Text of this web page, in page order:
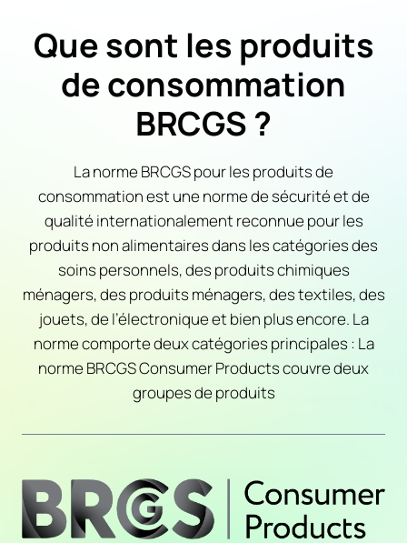
Que sont les produits
de consommation
BRCGS ?
La norme BRCGS pour les produits de
consommation est une norme de sécurité et de
qualité internationalement reconnue pour les
produits non alimentaires dans les catégories des
soins personnels, des produits chimiques
ménagers, des produits ménagers, des textiles, des
jouets, de l’électronique et bien plus encore. La
norme comporte deux catégories principales : La
norme BRCGS Consumer Products couvre deux
groupes de produits